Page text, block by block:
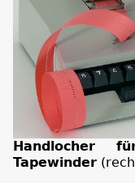
Handlocher
Tapewinder